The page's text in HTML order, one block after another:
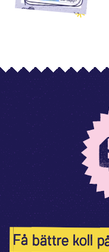
Få bättre koll